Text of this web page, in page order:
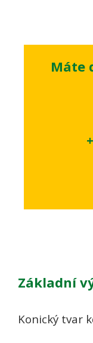
Máte
Základní
Konický tvar